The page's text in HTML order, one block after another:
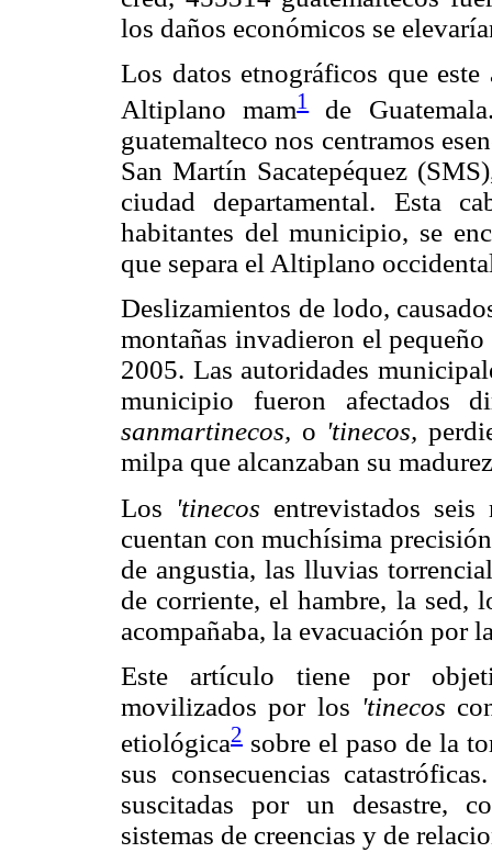
los daños económicos se
Los datos etnográficos que
Altiplano mam1de
guatemalteco nos centramos
San Martín Sacatepéquez
ciudad departamental. Esta
habitantes del municipio, se
que separa el Altiplano
Deslizamientos de lodo,
montañas invadieron el
2005. Las autoridades
municipio fueron afectados
sanmartinecos, o 'tinecos,
milpa que alcanzaban su
Los 'tinecos entrevistados
cuentan con muchísima
de angustia, las lluvias
de corriente, el hambre, la sed,
acompañaba, la evacuación por
Este artículo tiene por
movilizados por los 'tinecos
etiológica2 sobre el paso de la
sus consecuencias
suscitadas por un desastre,
sistemas de creencias y de